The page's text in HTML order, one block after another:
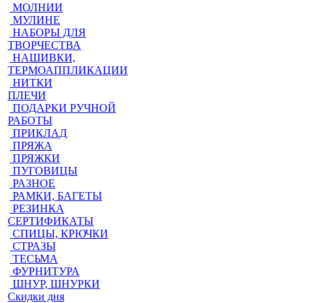
МОЛНИИ
МУЛИНЕ
НАБОРЫ ДЛЯ
ТВОРЧЕСТВА
НАШИВКИ,
ТЕРМОАППЛИКАЦИИ
НИТКИ
ПЛЕЧИ
ПОДАРКИ РУЧНОЙ
РАБОТЫ
ПРИКЛАД
ПРЯЖА
ПРЯЖКИ
ПУГОВИЦЫ
РАЗНОЕ
РАМКИ, БАГЕТЫ
РЕЗИНКА
СЕРТИФИКАТЫ
СПИЦЫ, КРЮЧКИ
СТРАЗЫ
ТЕСЬМА
ФУРНИТУРА
ШНУР, ШНУРКИ
Скидки дня